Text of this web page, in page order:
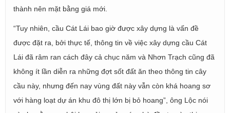
thành nên mặt bằng giá mới.
“Tuy nhiên, cầu Cát Lái bao giờ được xây dựng là vấn đề
được đặt ra, bởi thực tế, thông tin về việc xây dựng cầu Cát
Lái đã râm ran cách đây cả chục năm và Nhơn Trạch cũng đã
không ít lần diễn ra những đợt sốt đất ăn theo thông tin cây
cầu này, nhưng đến nay vùng đất này vẫn còn khá hoang sơ
với hàng loạt dự án khu đô thị lớn bị bỏ hoang”, ông Lộc nói